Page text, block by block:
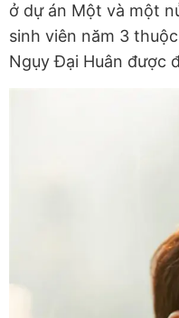
ở dự án Một và một
sinh viên năm 3
Ngụy Đại Huân được